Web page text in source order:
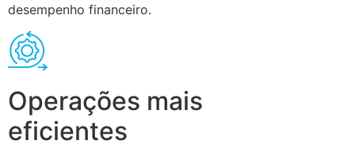
desempenho financeiro.
Operações mais
eficientes